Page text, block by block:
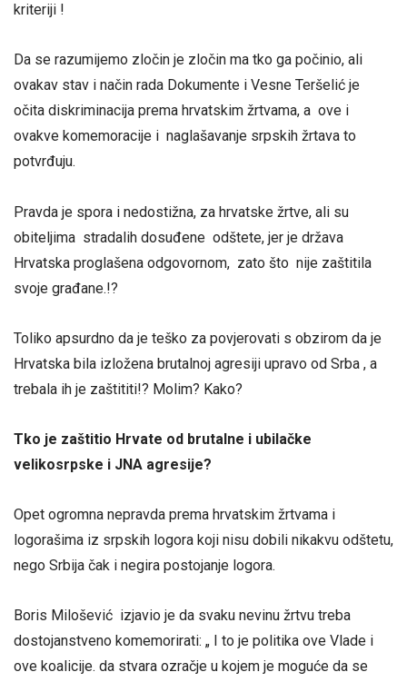
kriteriji !
Da se razumijemo zločin je zločin ma tko ga počinio, ali
ovakav stav i način rada Dokumente i Vesne Teršelić je
očita diskriminacija prema hrvatskim žrtvama, a ove i
ovakve komemoracije i naglašavanje srpskih žrtava to
potvrđuju.
Pravda je spora i nedostižna, za hrvatske žrtve, ali su
obiteljima stradalih dosuđene odštete, jer je država
Hrvatska proglašena odgovornom, zato što nije zaštitila
svoje građane.!?
Toliko apsurdno da je teško za povjerovati s obzirom da je
Hrvatska bila izložena brutalnoj agresiji upravo od Srba , a
trebala ih je zaštititi!? Molim? Kako?
Tko je zaštitio Hrvate od brutalne i ubilačke
velikosrpske i JNA agresije?
Opet ogromna nepravda prema hrvatskim žrtvama i
logorašima iz srpskih logora koji nisu dobili nikakvu odštetu,
nego Srbija čak i negira postojanje logora.
Boris Milošević izjavio je da svaku nevinu žrtvu treba
dostojanstveno komemorirati: „ I to je politika ove Vlade i
ove koalicije. da stvara ozračje u kojem je moguće da se